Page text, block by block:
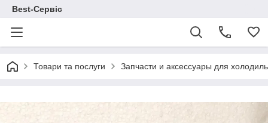
Best-Сервіс
Товари та послуги Запчасти и аксессуары для